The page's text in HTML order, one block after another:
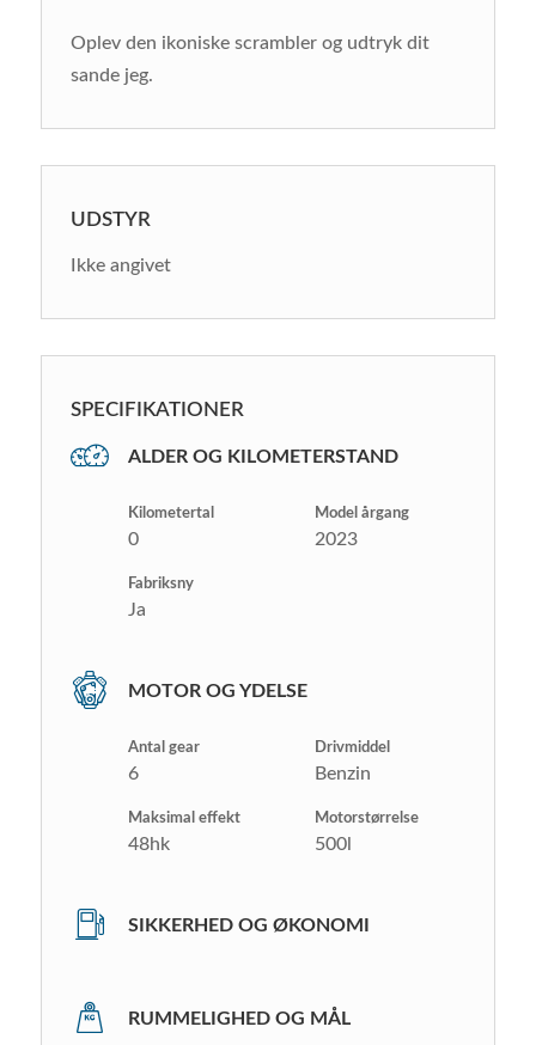
Oplev den ikoniske scrambler og udtryk dit
sande jeg.
UDSTYR
Ikke angivet
SPECIFIKATIONER
ALDER OG KILOMETERSTAND
Kilometertal
0
Model årgang
2023
Fabriksny
Ja
MOTOR OG YDELSE
Antal gear
6
Drivmiddel
Benzin
Maksimal effekt
48hk
Motorstørrelse
500l
SIKKERHED OG ØKONOMI
RUMMELIGHED OG MÅL